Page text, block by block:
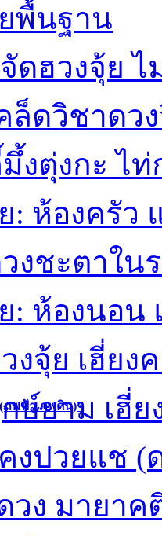
(ภพฟ้า ภพดิน)”
พื้นฐาน
ดฮวงจุ้ย ไ
ล็ดวิชาดว
งตุ่งกะ ไ
ห้องครัว
งชะตาใน
: ห้องนอน
งจุ้ย เฮี่ยง
ษ์ยาม เฮี่ย
งปวยแช (
วง มายา